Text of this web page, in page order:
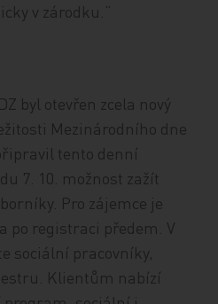
v zárodku.“
byl otevřen zcela nový
Mezinárodního dne
tento denní
7. 10. možnost zažít
Pro zájemce je
po registraci předem. V
sociální pracovníky,
Klientům nabízí